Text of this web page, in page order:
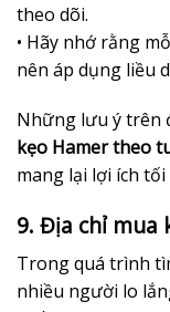
theo dõi.
• Hãy nhớ rằng
nên áp dụng liều
Những lưu ý trên
kẹo Hamer theo
mang lại lợi ích
9. Địa chỉ mua
Trong quá trình
nhiều người lo